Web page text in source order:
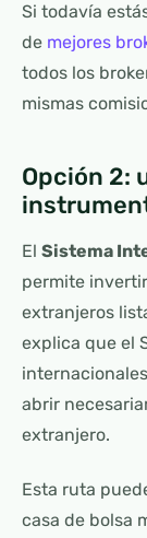
Si todavía
de mejores
todos los
mismas
Opción 2:
El Sistema
permite
extranjeros
explica que el
abrir
extranjero.
Esta ruta
casa de bolsa